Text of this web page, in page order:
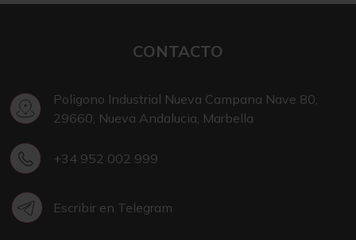
CONTACTO
Poligono Industrial Nueva Campana Nave 80,
29660, Nueva Andalucia, Marbella
+34 952 002 999
Escribir en Telegram